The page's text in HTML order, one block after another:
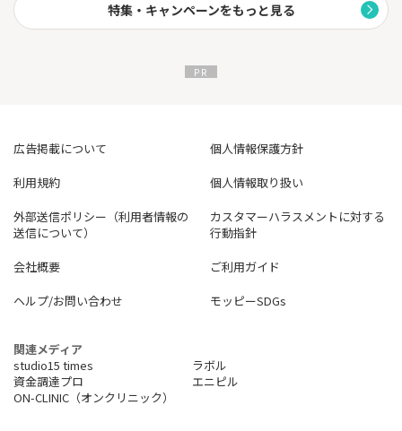
特集・キャンペーンをもっと見る
広告掲載について
個人情報保護方針
利用規約
個人情報取り扱い
外部送信ポリシー（利用者情報の
送信について）
カスタマーハラスメントに対する
行動指針
会社概要
ご利用ガイド
ヘルプ/お問い合わせ
モッピーSDGs
関連メディア
studio15 times
ラボル
資金調達プロ
エニピル
ON-CLINIC（オンクリニック）